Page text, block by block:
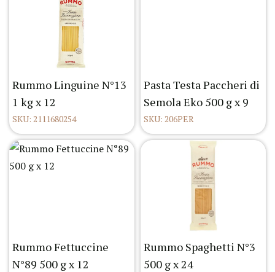
Rummo Linguine N°13
1 kg x 12
SKU: 2111680254
Pasta Testa Paccheri di
Semola Eko 500 g x 9
SKU: 206PER
Rummo Fettuccine
N°89 500 g x 12
Rummo Spaghetti N°3
500 g x 24